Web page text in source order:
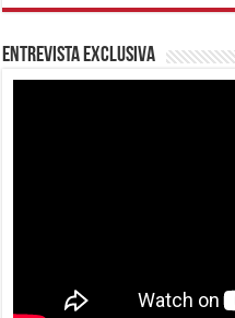
Entrevista Exclusiva